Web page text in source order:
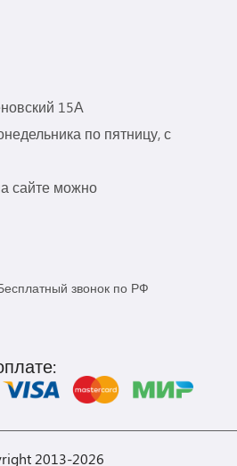
15А
по пятницу, с
сайте можно
звонок по РФ
2013-2026